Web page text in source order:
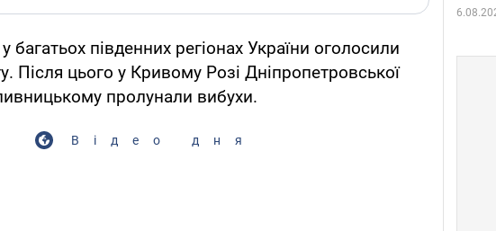
багатьох південних регіонах України оголосили
Після цього у Кривому Розі Дніпропетровської
пролунали вибухи.
Відео дня